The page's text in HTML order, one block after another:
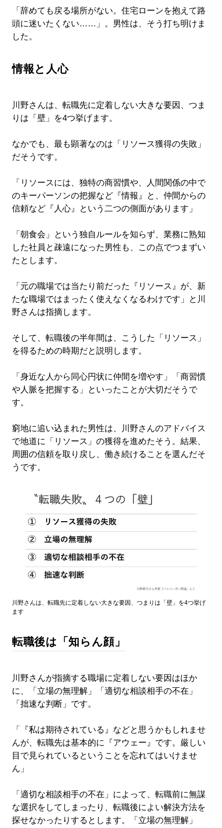
「辞めても戻る場所がない。住宅ローンを抱えて路
頭に迷いたくない……」。男性は、そう打ち明けま
した。
情報と人心
川野さんは、転職先に定着しない大きな要因、つま
りは「壁」を4つ挙げます。
なかでも、最も顕著なのは「リソース獲得の失敗」
だそうです。
「リソースには、独特の商習慣や、人間関係の中で
のキーパーソンの把握など『情報』と、仲間からの
信頼など『人心』という二つの側面があります」
「朝食会」という独自ルールを知らず、業務に熟知
した社員と疎遠になった男性も、この点でつまずい
たとします。
「元の職場では当たり前だった『リソース』が、新
たな職場ではまったく使えなくなるわけです」と川
野さんは指摘します。
そして、転職後の半年間は、こうした「リソース」
を得るための時期だと説明します。
「身近な人から同心円状に仲間を増やす」「商習慣
や人脈を把握する」といったことが大切だそうで
す。
窮地に追い込まれた男性は、川野さんのアドバイス
で地道に「リソース」の獲得を進めたそう。結果、
周囲の信頼を取り戻し、働き続けることを選んだそ
うです。
川野さんは、転職先に定着しない大きな要因、つまりは「壁」を4つ挙げ
ます
転職後は「知らん顔」
川野さんが指摘する職場に定着しない要因はほか
に、「立場の無理解」「適切な相談相手の不在」
「拙速な判断」です。
「『私は期待されている』などと思うかもしれませ
んが、転職先は基本的に『アウェー』です。厳しい
目で見られているということを忘れてはいけませ
ん」
「適切な相談相手の不在」によって、転職前に無謀
な選択をしてしまったり、転職後によい解決方法を
探せなかったりするとします。「立場の無理解」